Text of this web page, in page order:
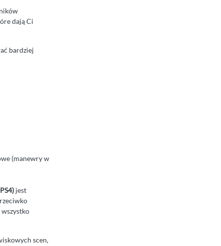
dają Ci
bardziej
(manewry w
jest
wszystko
scen,